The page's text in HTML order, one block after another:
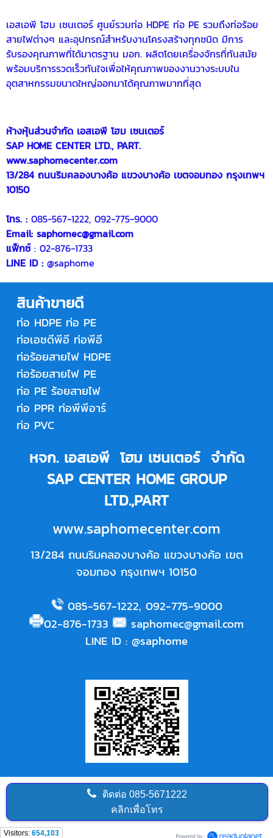
เอสเอพี โฮม เซนเตอร์ ศูนย์รวมท่อ HDPE ท่อ PE รวมถึงท่อร้อย
สายไฟต่างๆ และอุปกรณ์สำหรับงานโครงสร้างทุกชนิด มีการ
รับรองคุณภาพที่ได้มาตรฐาน มอก. ผลิตโดยเครื่องจักรที่ทันสมัย
พร้อมบริการรวดเร็วทันใจเพื่อให้คุณภาพของงานวางระบบใน
อุตสาหกรรมขนาดใหญ่ออกมาได้คุณภาพมากที่สุด
ห้างหุ้นส่วนจำกัด เอสเอพี โฮม เซนเตอร์
SAP HOME CENTER LTD., PART.
www.saphomecenter.com
13/284 ถนนริมคลองบางค้อ แขวงบางค้อ เขตจอมทอง กรุงเทพฯ
10150
โทร. : 085-567-1222, 092-775-9000
Email: saphomec@gmail.com
แฟ็กซ์ : 02-876-1733
LINE ID : @saphome
สินค้าขายดี
ท่อ HDPE ท่อ PE
ท่อเอชดีพีอี ท่อพีอี
ท่อร้อยสายไฟ HDPE
ท่อร้อยสายไฟ PE
ท่อ PE ร้อยสายไฟ
ท่อ PPR ท่อพีพีอาร์
ท่อ PVC
หจก. เอสเอพี โฮม เซนเตอร์ จำกัด
SAP CENTER HOME GROUP
LTD.,PART
www.saphomecenter.com
13/284 ถนนริมคลองบางค้อ แขวงบางค้อ เขต
จอมทอง กรุงเทพฯ 10150
085-567-1222, 092-775-9000
02-876-1733
saphomec@gmail.com
LINE ID : @saphome
ติดต่อ 085-5671222
คลิกเพื่อโทร
Visitors: 654,103